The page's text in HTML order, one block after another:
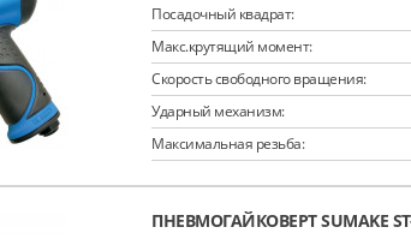
Посадочный квадрат:
Макс.крутящий момент:
Скорость свободного вращения:
Ударный механизм:
Максимальная резьба:
ПНЕВМОГАЙКОВЕРТ SUMAKE